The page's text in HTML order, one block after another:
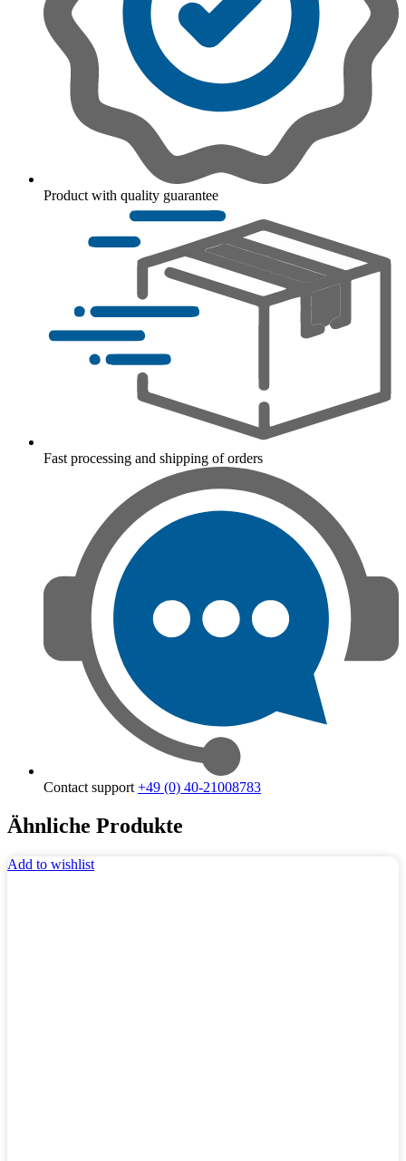
Product with quality guarantee
Fast processing and shipping of orders
Contact support +49 (0) 40-21008783
Ähnliche Produkte
Add to wishlist